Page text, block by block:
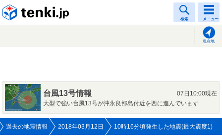
検索 メニュー
現在地
台風13号情報
07日10:00現在
大型で強い台風13号が沖永良部島付近を西に進んでいます
過去の地震情報 2018年03月12日 10時16分頃発生した地震(最大震度1)